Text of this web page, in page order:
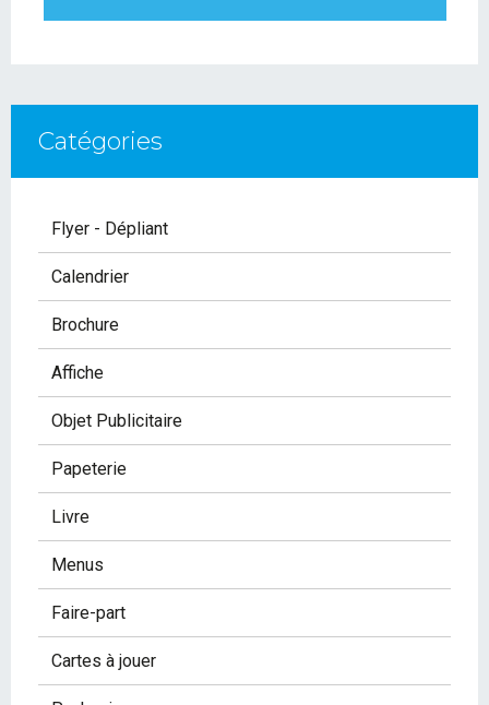
Catégories
Flyer - Dépliant
Calendrier
Brochure
Affiche
Objet Publicitaire
Papeterie
Livre
Menus
Faire-part
Cartes à jouer